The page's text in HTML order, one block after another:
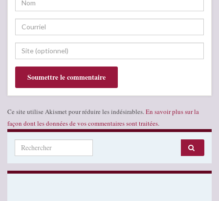
Ce site utilise Akismet pour réduire les indésirables. En savoir plus sur la
façon dont les données de vos commentaires sont traitées.
Search for: